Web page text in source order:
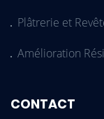
Plâtrerie et
Amélioration
CONTACT